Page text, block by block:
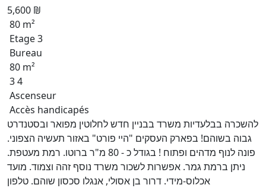
5,600 ₪
80 m²
Etage 3
Bureau
80 m²
3 4
Ascenseur
Accès handicapés
להשכרה בבלעדיות משרד בבניין חדש לחלוטין מפואר ובסטנדרט
גבוה בשוהם! בפארק העסקים "היי פורט" באזור תעשיה הצפוני.
פונה לנוף מדהים ופתוח ! בגודל כ - 80 מ"ר ברוטו. רמת מעטפת.
ניתן ברמת גמר. אפשרות לשכור משרד נוסף זהה וצמוד. מועד
אכלוס-מידי. דרור בן אסולי, אנגלו סכסון שוהם. טלפון